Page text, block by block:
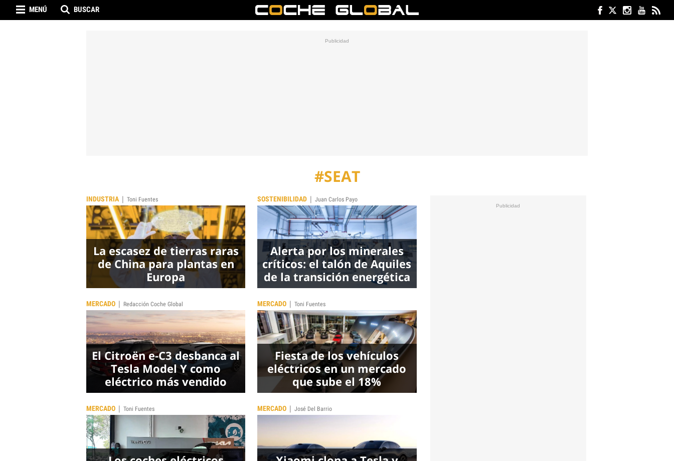
MENÚ BUSCAR
#SEAT
INDUSTRIA | Toni Fuentes
La escasez de tierras raras
de China para plantas en
Europa
SOSTENIBILIDAD |Juan Carlos Payo
Alerta por los minerales
críticos: el talón de Aquiles
de la transición energética
MERCADO | Redacción Coche Global
El Citroën e-C3 desbanca al
Tesla Model Y como
eléctrico más vendido
MERCADO |Toni Fuentes
Fiesta de los vehículos
eléctricos en un mercado
que sube el 18%
MERCADO | Toni Fuentes MERCADO |José Del Barrio